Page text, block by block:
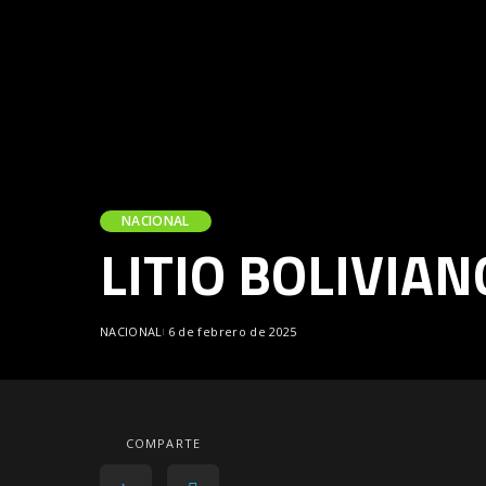
NACIONAL
LITIO
NACIONAL 6 de febrero de 2025
COMPARTE